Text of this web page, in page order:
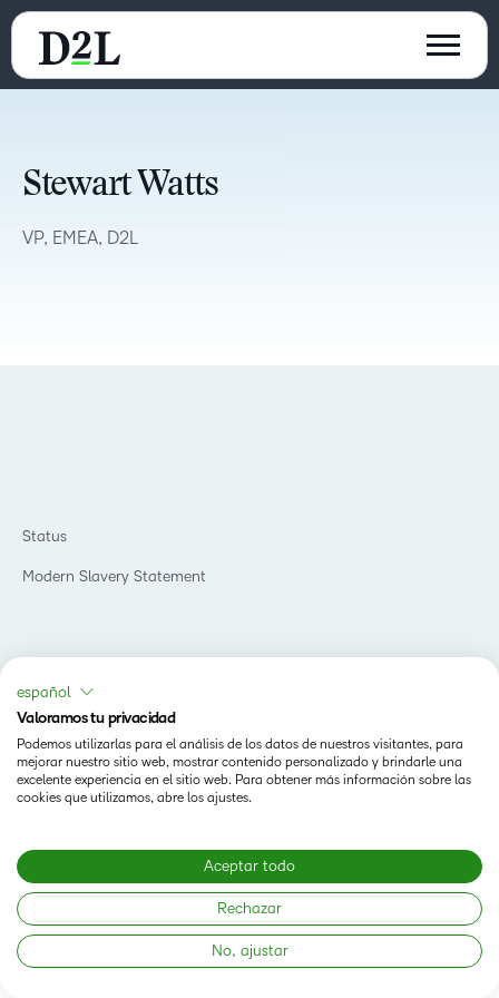
Stewart Watts
VP, EMEA, D2L
Status
Modern Slavery Statement
español
Valoramos tu privacidad
Podemos utilizarlas para el análisis de los datos de nuestros visitantes, para
mejorar nuestro sitio web, mostrar contenido personalizado y brindarle una
excelente experiencia en el sitio web. Para obtener más información sobre las
cookies que utilizamos, abre los ajustes.
Aceptar todo
Rechazar
No, ajustar